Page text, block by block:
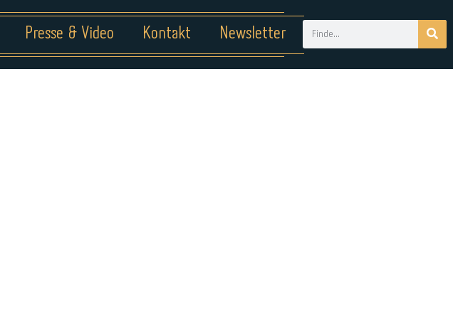
Presse & Video Kontakt Newsletter